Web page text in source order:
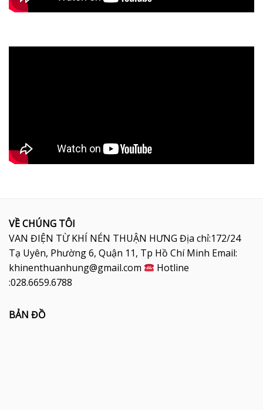
VỀ CHÚNG TÔI
VAN ĐIỆN TỪ KHÍ NÉN THUẬN HƯNG Địa chỉ:172/24
Tạ Uyên, Phường 6, Quận 11, Tp Hồ Chí Minh Email:
khinenthuanhung@gmail.com
Hotline
:028.6659.6788
BẢN ĐỒ